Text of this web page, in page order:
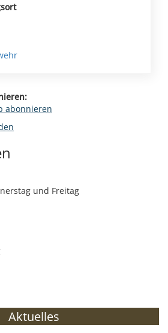
abonnieren
und Freitag
Aktuelles